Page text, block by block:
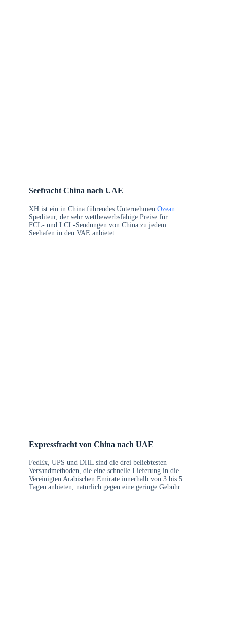
Seefracht China nach UAE
XH ist ein in China führendes Unternehmen Ozean
Spediteur, der sehr wettbewerbsfähige Preise für
FCL- und LCL-Sendungen von China zu jedem
Seehafen in den VAE anbietet
Expressfracht von China nach UAE
FedEx, UPS und DHL sind die drei beliebtesten
Versandmethoden, die eine schnelle Lieferung in die
Vereinigten Arabischen Emirate innerhalb von 3 bis 5
Tagen anbieten, natürlich gegen eine geringe Gebühr.